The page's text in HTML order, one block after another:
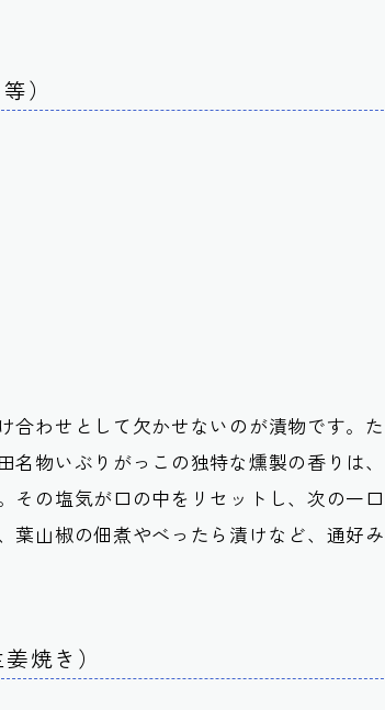
）
合わせとして欠かせないのが漬物です。た
物いぶりがっこの独特な燻製の香りは、
その塩気が口の中をリセットし、次の一口
葉山椒の佃煮やべったら漬けなど、通好み
焼き）